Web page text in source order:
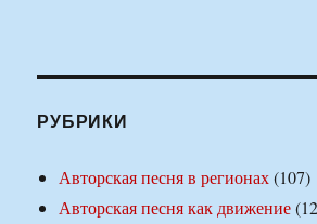
РУБРИКИ
Авторская песня в регионах(107)
Авторская песня как движение